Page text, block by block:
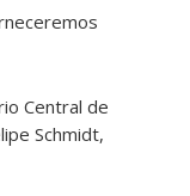
Central de
Schmidt,